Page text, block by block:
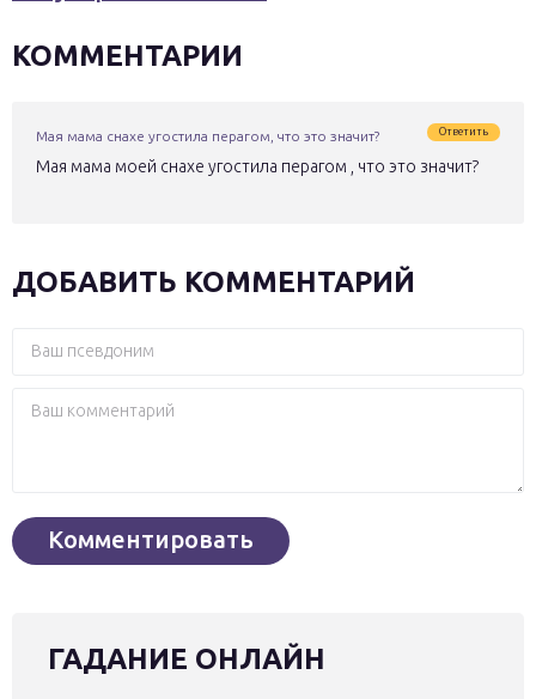
КОММЕНТАРИИ
Мая мама снахе угостила перагом, что это значит? Ответить
Мая мама моей снахе угостила перагом , что это значит?
ДОБАВИТЬ КОММЕНТАРИЙ
ГАДАНИЕ ОНЛАЙН